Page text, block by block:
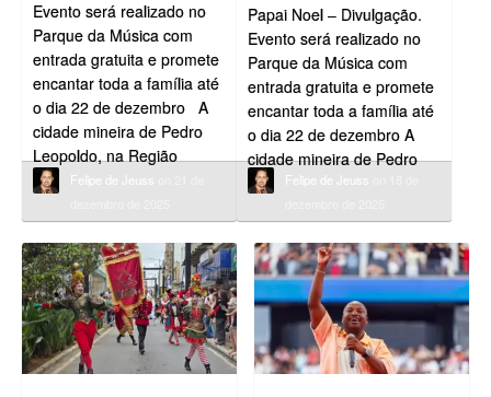
Evento será realizado no
Parque da Música com
entrada gratuita e promete
encantar toda a família até
o dia 22 de dezembro A
cidade mineira de Pedro
Leopoldo, na Região
Metropolitana de Belo
pelo clima natalino a partir
de amanhã, 19 de
dezembro, com a abertura
[…]
Felipe de Jeuss
Papai Noel – Divulgação.
Evento será realizado no
Parque da Música com
entrada gratuita e promete
encantar toda a família até
o dia 22 de dezembro A
cidade mineira de Pedro
Leopoldo, na Região
pelo clima natalino a partir
de amanhã, 19 de
dezembro, com a abertura
Parque Encantado. […]
Felipe de Jeuss